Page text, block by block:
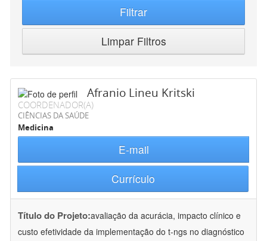
Filtrar
Limpar Filtros
Afranio Lineu Kritski
COORDENADOR(A)
CIÊNCIAS DA SAÚDE
Medicina
E-mail
Currículo
Título do Projeto:avaliação da acurácia, impacto clínico e
custo efetividade da implementação do t-ngs no diagnóstico